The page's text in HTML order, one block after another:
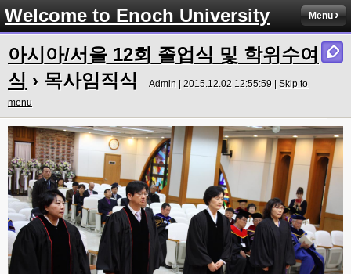
Welcome to Enoch University Menu
아시아/서울 12회 졸업식 및 학위수여
식 › 목사임직식 Admin | 2015.12.02 12:55:59 | Skip to
menu